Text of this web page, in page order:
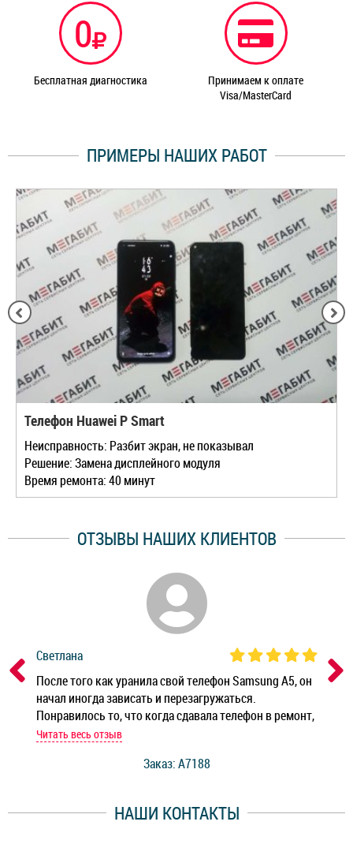
0
Бесплатная диагностика
Принимаем к оплате
Visa/MasterCard
ПРИМЕРЫ НАШИХ РАБОТ
Телефон Huawei P Smart
Неисправность: Разбит экран, не показывал
Решение: Замена дисплейного модуля
Время ремонта: 40 минут
ОТЗЫВЫ НАШИХ КЛИЕНТОВ
Светлана
После того как уранила свой телефон Samsung A5, он
начал иногда зависать и перезагружаться.
Понравилось то, что когда сдавала телефон в ремонт,
мастер при мне сделал быструю диагностику и сказал
работы и оперативность!
Читать весь отзыв
Заказ: A7188
НАШИ КОНТАКТЫ